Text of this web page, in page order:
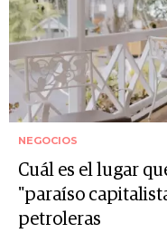
NEGOCIOS
Cuál es el lugar
"paraíso
petroleras